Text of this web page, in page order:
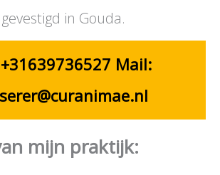
in Gouda.
Mail:
mijn praktijk: